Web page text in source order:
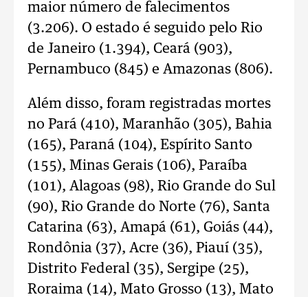
maior número de falecimentos
(3.206). O estado é seguido pelo Rio
de Janeiro (1.394), Ceará (903),
Pernambuco (845) e Amazonas (806).
Além disso, foram registradas mortes
no Pará (410), Maranhão (305), Bahia
(165), Paraná (104), Espírito Santo
(155), Minas Gerais (106), Paraíba
(101), Alagoas (98), Rio Grande do Sul
(90), Rio Grande do Norte (76), Santa
Catarina (63), Amapá (61), Goiás (44),
Rondônia (37), Acre (36), Piauí (35),
Distrito Federal (35), Sergipe (25),
Roraima (14), Mato Grosso (13), Mato